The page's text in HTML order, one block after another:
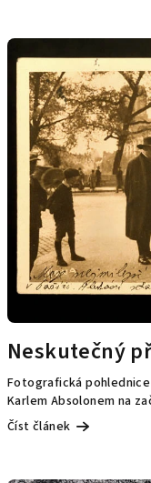
ý
p
s
č
á
k
ů
Neskutečný
Fotografická pohlednice
Karlem Absolonem na
Číst článek